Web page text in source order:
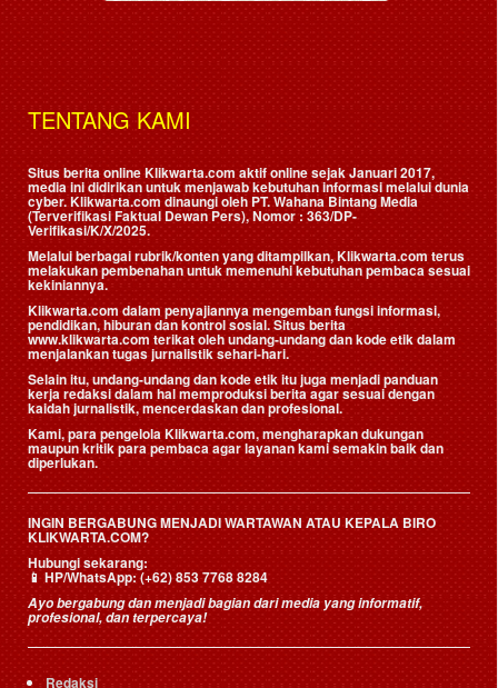
TENTANG KAMI
Situs berita online Klikwarta.com aktif online sejak Januari 2017,
media ini didirikan untuk menjawab kebutuhan informasi melalui dunia
cyber. Klikwarta.com dinaungi oleh PT. Wahana Bintang Media
(Terverifikasi Faktual Dewan Pers), Nomor : 363/DP-
Verifikasi/K/X/2025.
Melalui berbagai rubrik/konten yang ditampilkan, Klikwarta.com terus
melakukan pembenahan untuk memenuhi kebutuhan pembaca sesuai
kekiniannya.
Klikwarta.com dalam penyajiannya mengemban fungsi informasi,
pendidikan, hiburan dan kontrol sosial. Situs berita
www.klikwarta.com terikat oleh undang-undang dan kode etik dalam
menjalankan tugas jurnalistik sehari-hari.
Selain itu, undang-undang dan kode etik itu juga menjadi panduan
kerja redaksi dalam hal memproduksi berita agar sesuai dengan
kaidah jurnalistik, mencerdaskan dan profesional.
Kami, para pengelola Klikwarta.com, mengharapkan dukungan
maupun kritik para pembaca agar layanan kami semakin baik dan
diperlukan.
INGIN BERGABUNG MENJADI WARTAWAN ATAU KEPALA BIRO
KLIKWARTA.COM?
Hubungi sekarang:
📱HP/WhatsApp:(+62) 853 7768 8284
Ayo bergabung dan menjadi bagian dari media yang informatif,
profesional, dan terpercaya!
Redaksi